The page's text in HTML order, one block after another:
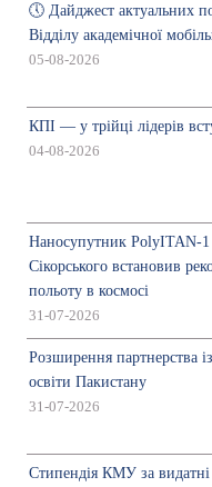
🕔 Дайджест актуальних
Відділу академічної
05-08-2026
КПІ — у трійці лідерів
04-08-2026
Наносупутник PolyITAN-1
Сікорського встановив
польоту в космосі
31-07-2026
Розширення партнерства
освіти Пакистану
31-07-2026
Стипендія КМУ за видатні